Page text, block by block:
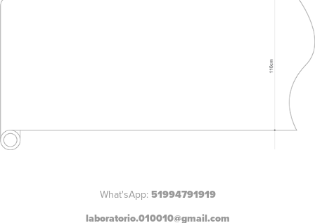
What'sApp: 51994791919
laboratorio.010010@gmail.com